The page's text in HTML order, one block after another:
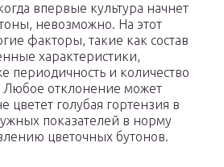
впервые культура начнет
невозможно. На этот
факторы, такие как состав
характеристики,
периодичность и количество
Любое отклонение может
цветет голубая гортензия в
показателей в норму
цветочных бутонов.